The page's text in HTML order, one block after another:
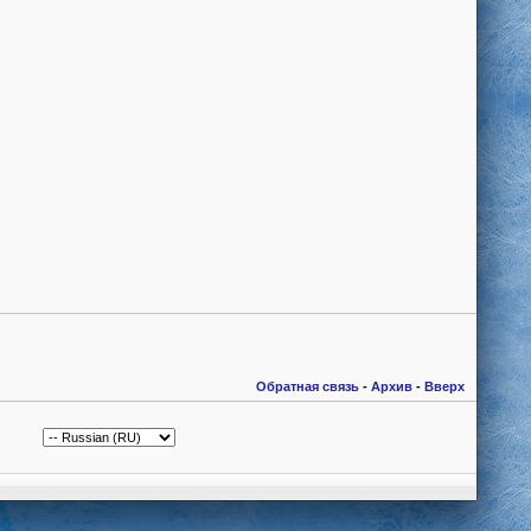
Обратная связь - Архив - Вверх